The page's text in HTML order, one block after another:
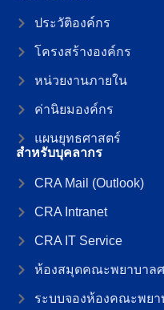
ประวัติองค์กร
โครงสร้างองค์กร
หน่วยงานภายใน
ค่านิยมองค์กร
แผนยุทธศาสตร์
สำหรับบุคลากร
CRA Mail (Outlook)
CRA Intranet
CRA IT Service
ห้องสมุดคณะพยาบาล
ระบบจองห้องคณะพยา